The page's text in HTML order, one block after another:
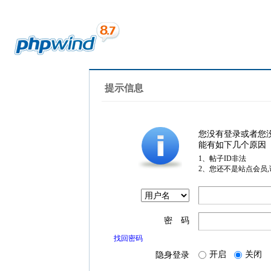
提示信息
您没有登录或者您
能有如下几个原因
1、帖子ID非法
2、您还不是站点会员
密 码
找回密码
隐身登录 开启 关闭